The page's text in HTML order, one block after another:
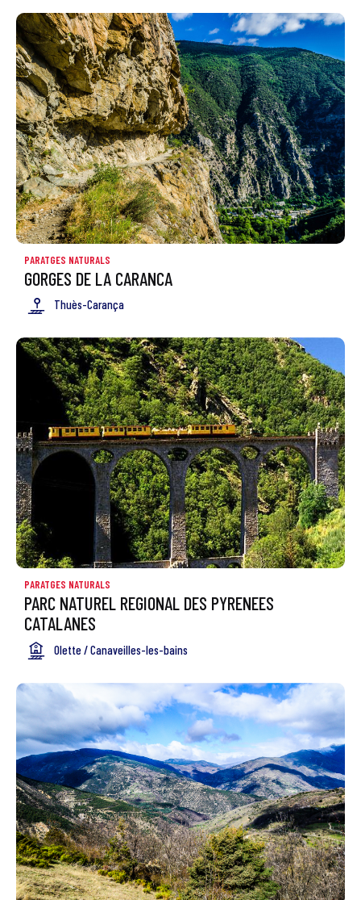
PARATGES NATURALS
GORGES DE LA CARANCA
Thuès-Carança
PARATGES NATURALS
PARC NATUREL REGIONAL DES PYRENEES
CATALANES
Olette / Canaveilles-les-bains